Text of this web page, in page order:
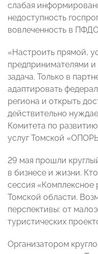
слабая
недоступность
вовлеченность в
«Настроить прямой,
предпринимателями
задача. Только в
адаптировать
региона и открыть
действительно
Комитета по
услуг Томской
29 мая прошли
в бизнесе и жизни.
сессия «Комплексное
Томской области.
перспективы: от
туристических
Организатором